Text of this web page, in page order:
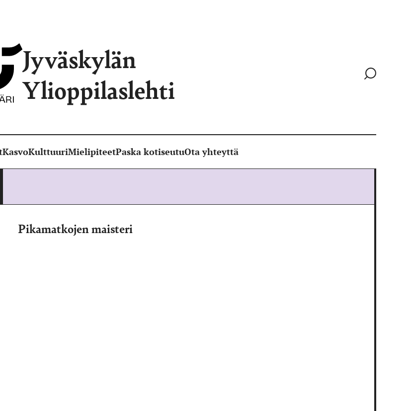
Jyväskylän
Ylioppilaslehti
Siirry
KasvoKulttuuriMielipiteetPaska kotiseutuOta yhteyttä
Pikamatkojen maisteri